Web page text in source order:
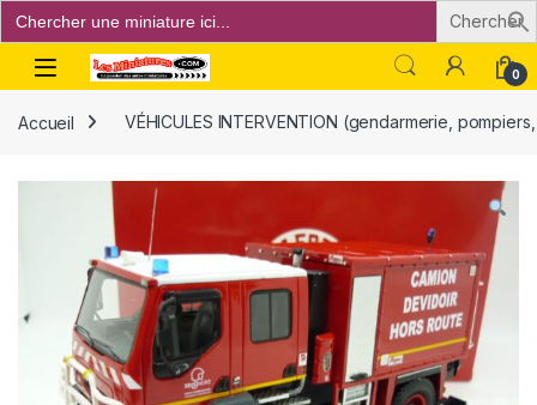
Search
for:
Open 0
Accueil VÉHICULES INTERVENTION (gendarmerie,